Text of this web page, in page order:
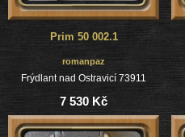
Prim 50 002.1
romanpaz
Frýdlant nad Ostravicí 73911
7 530 Kč